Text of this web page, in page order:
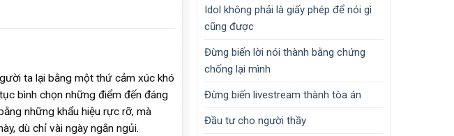
ta lại bằng một thứ cảm xúc khó
bình chọn những điểm đến đáng
những khẩu hiệu rực rỡ, mà
dù chỉ vài ngày ngắn ngủi.
Idol không phải là giấy phép để nói gì
cũng được
Đừng biến lời nói thành bằng chứng
chống lại mình
Đừng biến livestream thành tòa án
Đầu tư cho người thầy